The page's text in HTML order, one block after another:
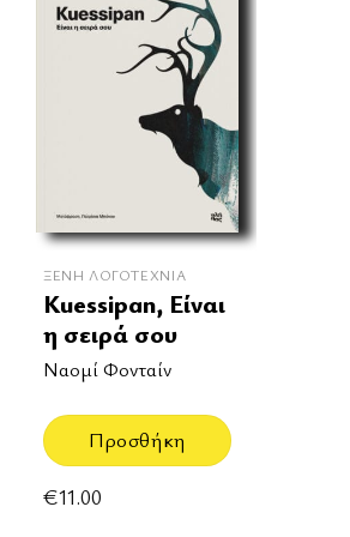
ΞΈΝΗ ΛΟΓΟΤΕΧΝΊΑ
Kuessipan, Είναι
η σειρά σου
Ναομί Φονταίν
Προσθήκη
€11.00